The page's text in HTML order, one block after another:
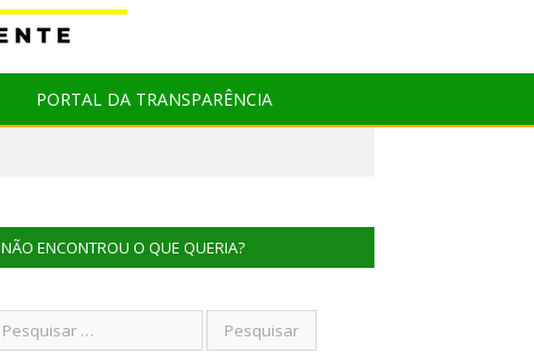
PORTAL DA TRANSPARÊNCIA
NÃO ENCONTROU O QUE QUERIA?